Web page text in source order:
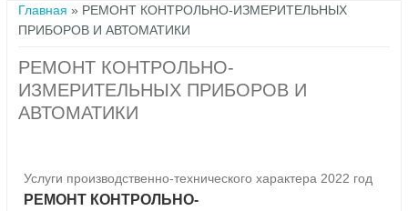
Вы здесь
Главная » РЕМОНТ КОНТРОЛЬНО-ИЗМЕРИТЕЛЬНЫХ
ПРИБОРОВ И АВТОМАТИКИ
РЕМОНТ КОНТРОЛЬНО-
ИЗМЕРИТЕЛЬНЫХ ПРИБОРОВ И
АВТОМАТИКИ
Услуги производственно-технического характера 2022 год
РЕМОНТ КОНТРОЛЬНО-